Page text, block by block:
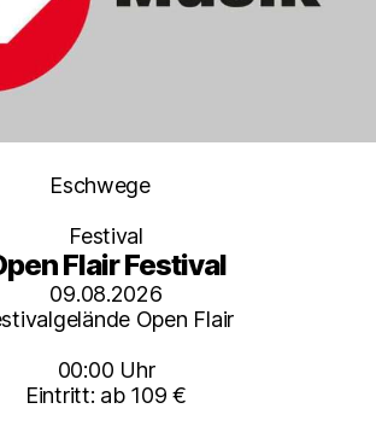
Kategorien
Eschwege
Festival
Flair Festival
09.08.2026
Open Flair
00:00 Uhr
Eintritt: ab 109 €